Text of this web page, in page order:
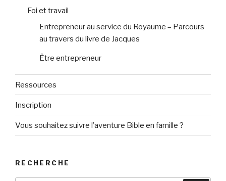
Foi et travail
Entrepreneur au service du Royaume – Parcours
au travers du livre de Jacques
Être entrepreneur
Ressources
Inscription
Vous souhaitez suivre l’aventure Bible en famille ?
RECHERCHE